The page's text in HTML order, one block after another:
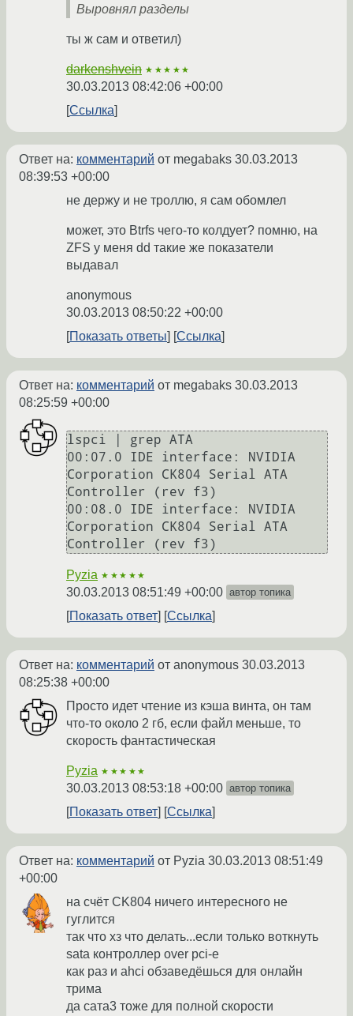
Выровнял разделы
ты ж сам и ответил)
darkenshvein ★★★★★
30.03.2013 08:42:06 +00:00
Ссылка
Ответ на: комментарий от megabaks 30.03.2013
08:39:53 +00:00
не держу и не троллю, я сам обомлел
может, это Btrfs чего-то колдует? помню, на
ZFS у меня dd такие же показатели
выдавал
anonymous
30.03.2013 08:50:22 +00:00
Показать ответы
Ссылка
Ответ на: комментарий от megabaks 30.03.2013
08:25:59 +00:00
lspci | grep ATA
00:07.0 IDE interface: NVIDIA
Corporation CK804 Serial ATA
Controller (rev f3)
00:08.0 IDE interface: NVIDIA
Corporation CK804 Serial ATA
Pyzia ★★★★★
30.03.2013 08:51:49 +00:00 автор топика
Показать ответ Ссылка
Ответ на: комментарий от anonymous 30.03.2013
08:25:38 +00:00
Просто идет чтение из кэша винта, он там
что-то около 2 гб, если файл меньше, то
скорость фантастическая
Pyzia ★★★★★
30.03.2013 08:53:18 +00:00 автор топика
Показать ответ Ссылка
Ответ на: комментарий от Pyzia 30.03.2013 08:51:49
+00:00
на счёт CK804 ничего интересного не
гуглится
так что хз что делать...если только воткнуть
sata контроллер over pci-e
как раз и ahci обзаведёшься для онлайн
трима
да сата3 тоже для полной скорости